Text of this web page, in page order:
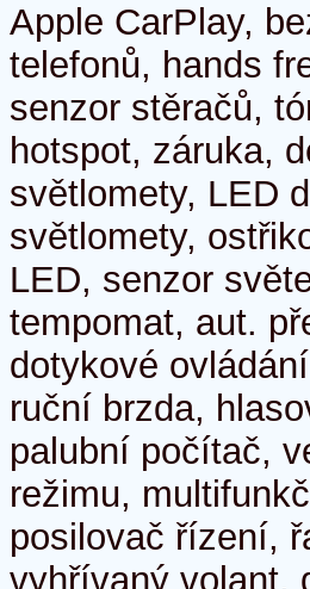
Apple CarPlay,
telefonů, hands
senzor stěračů,
hotspot, záruka,
světlomety, LED
světlomety,
LED, senzor
tempomat, aut.
dotykové
ruční brzda,
palubní počítač,
režimu,
posilovač řízení,
vyhřívaný volant,